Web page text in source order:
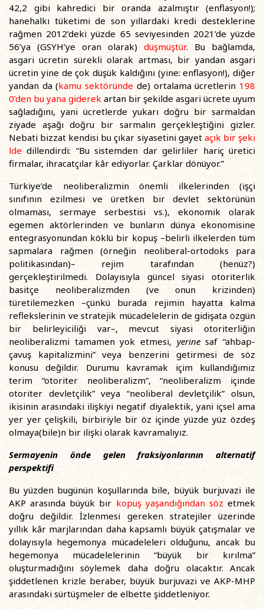
42,2 gibi kahredici bir oranda azalmıştır (enflasyon!);
hanehalkı tüketimi de son yıllardaki kredi desteklerine
rağmen 2012’deki yüzde 65 seviyesinden 2021’de yüzde
56’ya (GSYH’ye oran olarak) düşmüştür. Bu bağlamda,
asgari ücretin sürekli olarak artması, bir yandan asgari
ücretin yine de çok düşük kaldığını (yine: enflasyon!), diğer
yandan da (kamu sektöründe de) ortalama ücretlerin 198
0’den bu yana giderek artan bir şekilde asgari ücrete uyum
sağladığını, yani ücretlerde yukarı doğru bir sarmaldan
ziyade aşağı doğru bir sarmalın gerçekleştiğini gizler.
Nebati bizzat kendisi bu çıkar siyasetini gayet açık bir şeki
lde dillendirdi: “Bu sistemden dar gelirliler hariç üretici
firmalar, ihracatçılar kâr ediyorlar. Çarklar dönüyor.”
Türkiye’de neoliberalizmin önemli ilkelerinden (işçi
sınıfının ezilmesi ve üretken bir devlet sektörünün
olmaması, sermaye serbestisi vs.), ekonomik olarak
egemen aktörlerinden ve bunların dünya ekonomisine
entegrasyonundan köklü bir kopuş –belirli ilkelerden tüm
sapmalara rağmen (örneğin neoliberal-ortodoks para
politikasından)– rejim tarafından (henüz?)
gerçekleştirilmedi. Dolayısıyla güncel siyasi otoriterlik
basitçe neoliberalizmden (ve onun krizinden)
türetilemezken –çünkü burada rejimin hayatta kalma
reflekslerinin ve stratejik mücadelelerin de gidişata özgün
bir belirleyiciliği var–, mevcut siyasi otoriterliğin
neoliberalizmi tamamen yok etmesi, yerinesaf “ahbap-
çavuş kapitalizmini” veya benzerini getirmesi de söz
konusu değildir. Durumu kavramak içim kullandığımız
terim “otoriter neoliberalizm”, “neoliberalizm içinde
otoriter devletçilik” veya “neoliberal devletçilik” olsun,
ikisinin arasındaki ilişkiyi negatif diyalektik, yani içsel ama
yer yer çelişkili, birbiriyle bir öz içinde yüzde yüz özdeş
olmaya(bile)n bir ilişki olarak kavramalıyız.
Sermayenin önde gelen fraksiyonlarının alternatif
perspektifi
Bu yüzden bugünün koşullarında bile, büyük burjuvazi ile
AKP arasında büyük bir kopuş yaşandığından söz etmek
doğru değildir. İzlenmesi gereken stratejiler üzerinde
yıllık kâr marjlarından daha kapsamlı büyük çatışmalar ve
dolayısıyla hegemonya mücadeleleri olduğunu, ancak bu
hegemonya mücadelelerinin “büyük bir kırılma”
oluşturmadığını söylemek daha doğru olacaktır. Ancak
şiddetlenen krizle beraber, büyük burjuvazi ve AKP-MHP
arasındaki sürtüşmeler de elbette şiddetleniyor.